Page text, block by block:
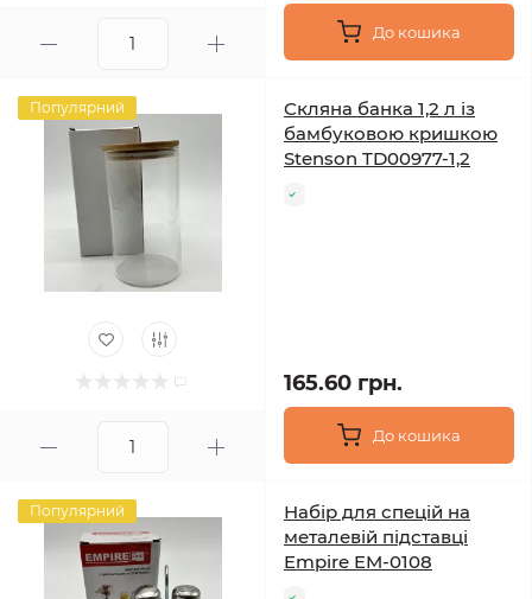
До кошика
Популярний
Скляна банка 1,2 л із
бамбуковою кришкою
Stenson TD00977-1,2
165.60 грн.
До кошика
Популярний
Набір для спецій на
металевій підставці
Empire EM-0108